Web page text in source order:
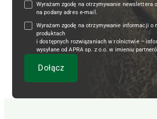
Wyrażam zgodę na otrzymywanie newslettera
na podany adres e-mail.
Wyrażam zgodę na otrzymywanie informacji o
produktach
i dostępnych rozwiązaniach w rolnictwie –
wysyłane od APRA sp. z o.o. w imieniu